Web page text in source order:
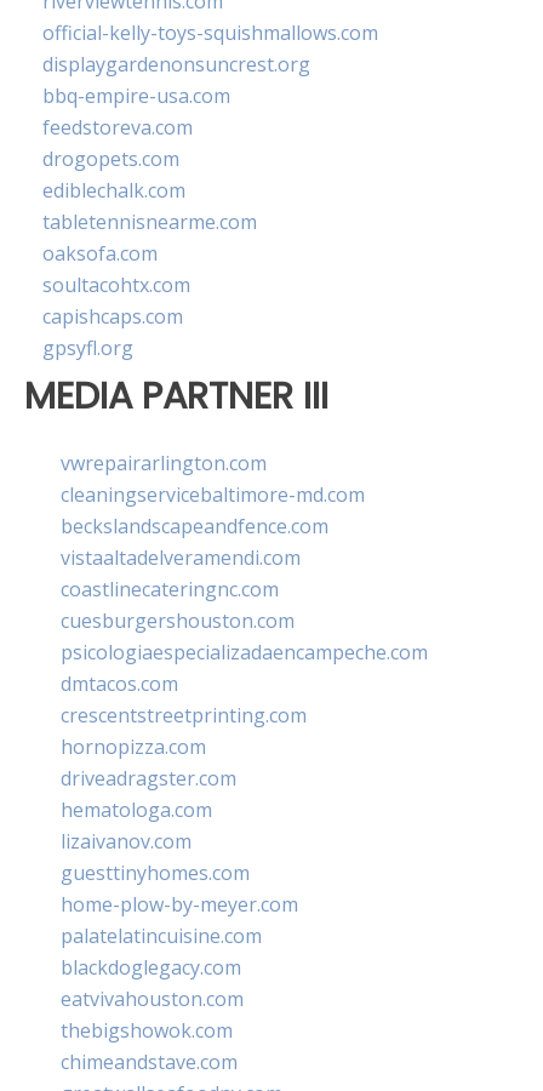
official-kelly-toys-squishmallows.com
displaygardenonsuncrest.org
bbq-empire-usa.com
feedstoreva.com
drogopets.com
ediblechalk.com
tabletennisnearme.com
oaksofa.com
soultacohtx.com
capishcaps.com
gpsyfl.org
MEDIA PARTNER III
vwrepairarlington.com
cleaningservicebaltimore-md.com
beckslandscapeandfence.com
vistaaltadelveramendi.com
coastlinecateringnc.com
cuesburgershouston.com
psicologiaespecializadaencampeche.com
dmtacos.com
crescentstreetprinting.com
hornopizza.com
driveadragster.com
hematologa.com
lizaivanov.com
guesttinyhomes.com
home-plow-by-meyer.com
palatelatincuisine.com
blackdoglegacy.com
eatvivahouston.com
thebigshowok.com
chimeandstave.com